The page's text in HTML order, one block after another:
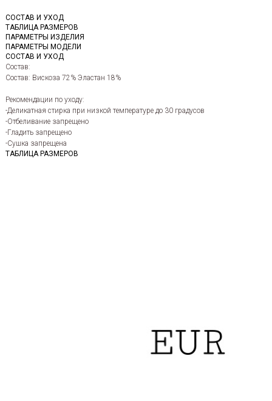
СОСТАВ И УХОД
ТАБЛИЦА РАЗМЕРОВ
ПАРАМЕТРЫ ИЗДЕЛИЯ
ПАРАМЕТРЫ МОДЕЛИ
СОСТАВ И УХОД
Состав:
Состав: Вискоза 72% Эластан 18%
Рекомендации по уходу:
-Деликатная стирка при низкой температуре до 30 градусов
-Отбеливание запрещено
-Гладить запрещено
-Сушка запрещена
ТАБЛИЦА РАЗМЕРОВ